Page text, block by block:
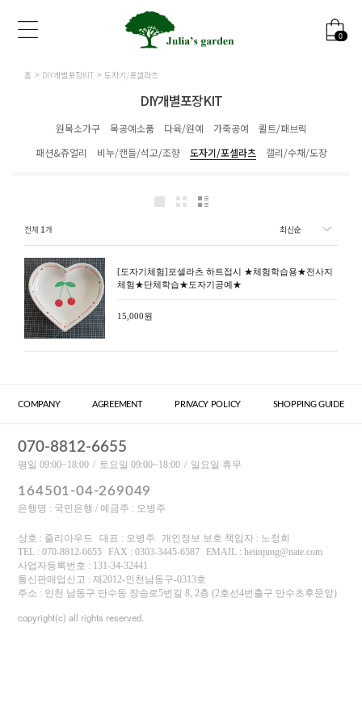
0
홈 DIY개별포장KIT 도자기/포셀라츠
DIY개별포장KIT
원목소가구 목공예소품 다육/원예 가죽공예
퀼트/패브릭
패션&쥬얼리
비누/캔들/석고/조향 도자기/포셀라츠 캘리/수채/도장
전체 1개
[도자기체험]포셀라츠 하트접시 ★체험학습용★전사지
체험★단체학습★도자기공예★
15,000원
COMPANY AGREEMENT PRIVACY POLICY SHOPPING GUIDE
070-8812-6655
평일 09:00~18:00 토요일 09:00~18:00 일요일 휴무
164501-04-269049
은행명 : 국민은행 / 예금주 : 오병주
상호 : 줄리아우드 대표 : 오병주
개인정보 보호 책임자 : 노정희
TEL : 070-8812-6655
FAX : 0303-3445-6587
EMAIL : heiinjung@nate.com
사업자등록번호 : 131-34-32441
통신판매업신고 : 제2012-인천남동구-0313호
주소 : 인천 남동구 만수동 장승로5번길 8, 2층 (2호선4번출구 만수초후문앞)
copyright(c) all rights reserved.